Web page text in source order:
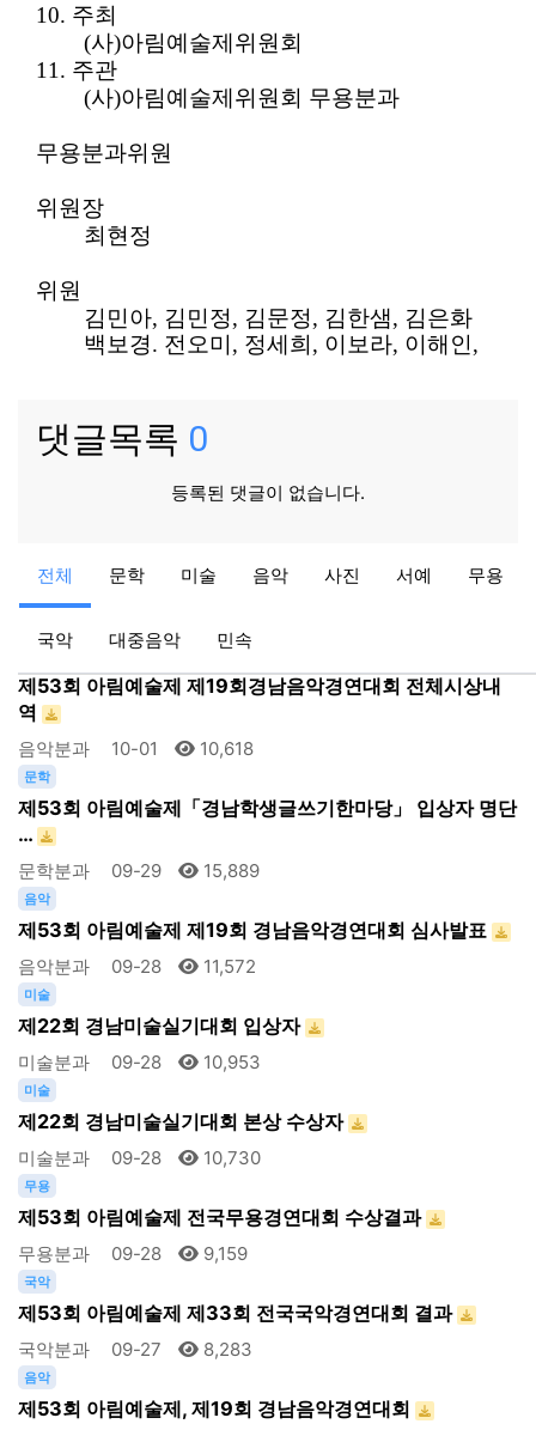
10. 주최
(사)아림예술제위원회
11. 주관
(사)아림예술제위원회 무용분과
무용분과위원
위원장
최현정
위원
김민아, 김민정, 김문정, 김한샘, 김은화
백보경. 전오미 , 정세희 , 이보라, 이해인,
댓글목록 0
등록된 댓글이 없습니다.
전체 문학 미술 음악 사진 서예 무용
국악 대중음악 민속
2024 제52회 거창군민가요제 본선 진출자 현황
아림예술제 08-27 13,893
제53회 아림예술제 제19회경남음악경연대회 전체시상내
역
음악분과 10-01 10,618
문학
제53회 아림예술제「경남학생글쓰기한마당」 입상자 명단
…
문학분과 09-29 15,889
음악
제53회 아림예술제 제19회 경남음악경연대회 심사발표
음악분과 09-28 11,572
미술
제22회 경남미술실기대회 입상자
미술분과 09-28 10,953
미술
제22회 경남미술실기대회 본상 수상자
미술분과 09-28 10,730
무용
제53회 아림예술제 전국무용경연대회 수상결과
무용분과 09-28 9,159
국악
제53회 아림예술제 제33회 전국국악경연대회 결과
국악분과 09-27 8,283
음악
제53회 아림예술제, 제19회 경남음악경연대회